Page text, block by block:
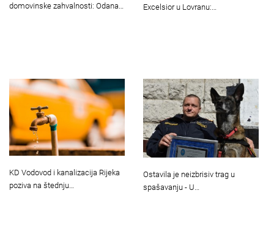
domovinske zahvalnosti: Odana…
Excelsior u Lovranu:…
KD Vodovod i kanalizacija Rijeka
poziva na štednju…
Ostavila je neizbrisiv trag u
spašavanju - U…